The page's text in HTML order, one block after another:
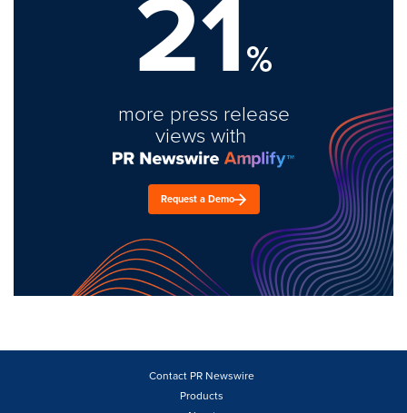
21%
more press release
views with
Request a Demo
Contact PR Newswire
Products